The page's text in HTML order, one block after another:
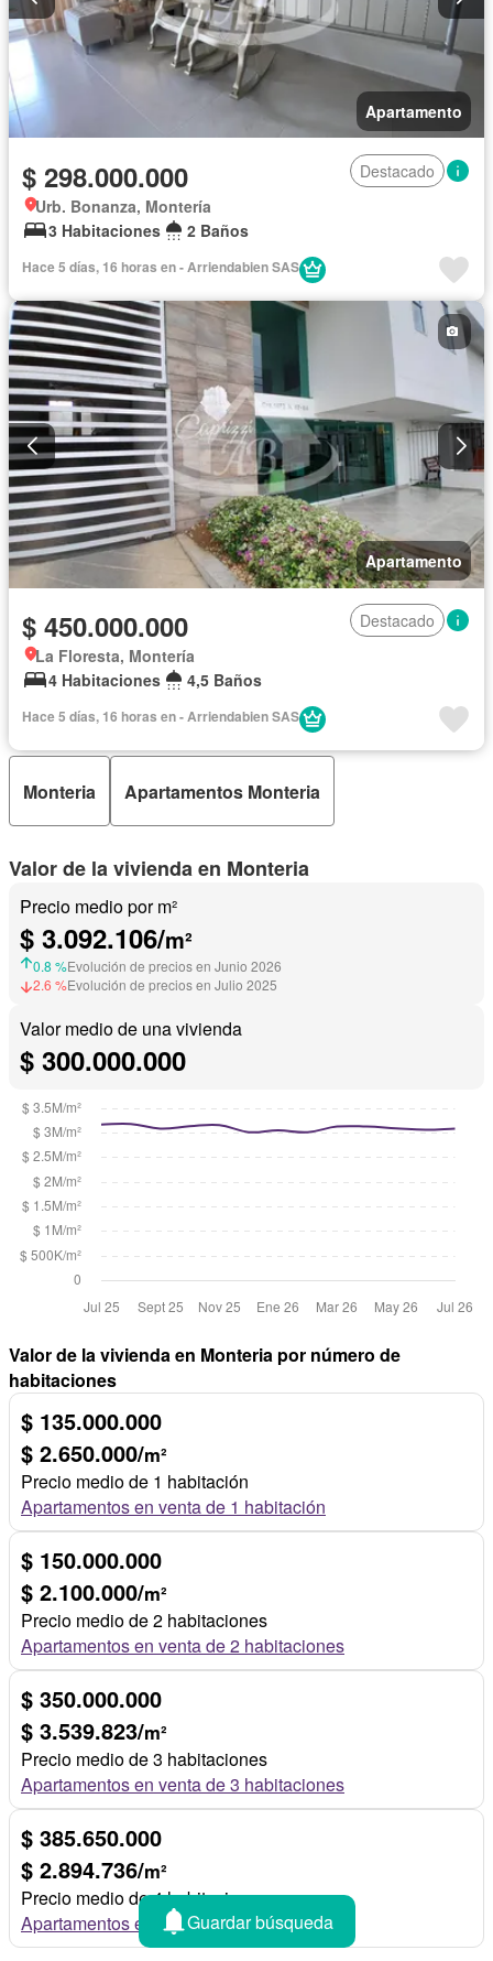
Apartamento
$ 298.000.000
Destacado
Urb. Bonanza, Montería
3 Habitaciones
2 Baños
Hace 5 días, 16 horas en - Arriendabien SAS
Apartamento
$ 450.000.000
Destacado
La Floresta, Montería
4 Habitaciones
4,5 Baños
Hace 5 días, 16 horas en - Arriendabien SAS
Monteria Apartamentos Monteria
Valor de la vivienda en Monteria
Precio medio por m²
$ 3.092.106/m²
0.8 %Evolución de precios en Junio 2026
2.6 %Evolución de precios en Julio 2025
Valor medio de una vivienda
$ 300.000.000
Valor de la vivienda en Monteria por número de
habitaciones
$ 135.000.000
$ 2.650.000/m²
Precio medio de 1 habitación
Apartamentos en venta de 1 habitación
$ 150.000.000
$ 2.100.000/m²
Precio medio de 2 habitaciones
Apartamentos en venta de 2 habitaciones
$ 350.000.000
$ 3.539.823/m²
Precio medio de 3 habitaciones
Apartamentos en venta de 3 habitaciones
$ 385.650.000
$ 2.894.736/m²
Precio medio de 4 habitaciones
Apartamentos en venta de 4 habitaciones
Guardar búsqueda